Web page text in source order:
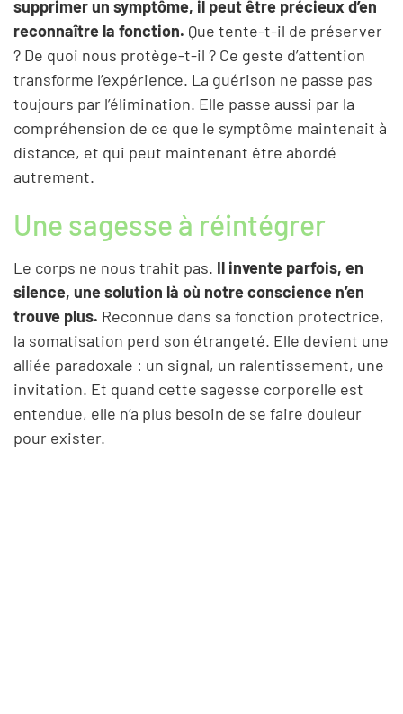
supprimer un symptôme, il peut être précieux d’en
reconnaître la fonction. Que tente-t-il de préserver
? De quoi nous protège-t-il ? Ce geste d’attention
transforme l’expérience. La guérison ne passe pas
toujours par l’élimination. Elle passe aussi par la
compréhension de ce que le symptôme maintenait à
distance, et qui peut maintenant être abordé
autrement.
Une sagesse à réintégrer
Le corps ne nous trahit pas. Il invente parfois, en
silence, une solution là où notre conscience n’en
trouve plus. Reconnue dans sa fonction protectrice,
la somatisation perd son étrangeté. Elle devient une
alliée paradoxale : un signal, un ralentissement, une
invitation. Et quand cette sagesse corporelle est
entendue, elle n’a plus besoin de se faire douleur
pour exister.